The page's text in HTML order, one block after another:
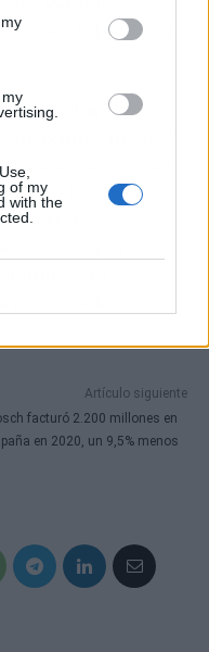
of my
with the
Latina repuntaron
los
próximos meses"
del sector
BID, Paolo
mundo por
peor crisis
Artículo siguiente
facturó 2.200 millones en
en 2020, un 9,5% menos